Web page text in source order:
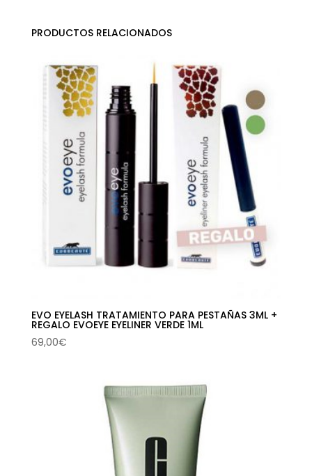
PRODUCTOS RELACIONADOS
EVO EYELASH TRATAMIENTO PARA PESTAÑAS 3ML +
REGALO EVOEYE EYELINER VERDE 1ML
69,00€